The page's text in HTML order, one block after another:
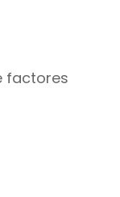
factores